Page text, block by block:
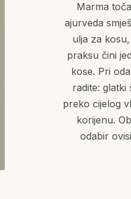
Marma
ajurveda
ulja za
praksu čini
kose. Pri
radite: glatki
preko cijelog
korijenu.
odabir